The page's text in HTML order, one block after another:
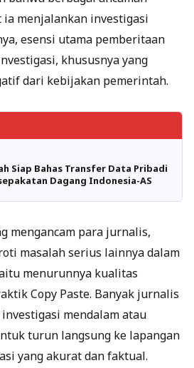
menjalankan investigasi
esensi utama pemberitaan
khususnya yang
dari kebijakan pemerintah.
Siap Bahas Transfer Data Pribadi
Dagang Indonesia-AS
mengancam para jurnalis,
masalah serius lainnya dalam
menurunnya kualitas
Copy Paste. Banyak jurnalis
mendalam atau
turun langsung ke lapangan
yang akurat dan faktual.